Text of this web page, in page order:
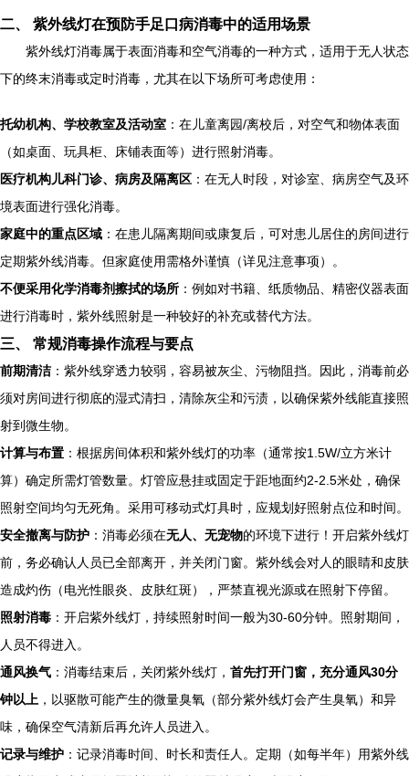
二、 紫外线灯在预防手足口病消毒中的适用场景
紫外线灯消毒属于表面消毒和空气消毒的一种方式，适用于无人状态
下的终末消毒或定时消毒，尤其在以下场所可考虑使用：
托幼机构、学校教室及活动室 ：在儿童离园/离校后，对空气和物体表面
（如桌面、玩具柜、床铺表面等）进行照射消毒。
医疗机构儿科门诊、病房及隔离区 ：在无人时段，对诊室、病房空气及环
境表面进行强化消毒。
家庭中的重点区域 ：在患儿隔离期间或康复后，可对患儿居住的房间进行
定期紫外线消毒。但家庭使用需格外谨慎（详见注意事项）。
不便采用化学消毒剂擦拭的场所 ：例如对书籍、纸质物品、精密仪器表面
进行消毒时，紫外线照射是一种较好的补充或替代方法。
三、 常规消毒操作流程与要点
前期清洁 ：紫外线穿透力较弱，容易被灰尘、污物阻挡。因此，消毒前必
须对房间进行彻底的湿式清扫，清除灰尘和污渍，以确保紫外线能直接照
射到微生物。
计算与布置 ：根据房间体积和紫外线灯的功率（通常按1.5W/立方米计
算）确定所需灯管数量。灯管应悬挂或固定于距地面约2-2.5米处，确保
照射空间均匀无死角。采用可移动式灯具时，应规划好照射点位和时间。
安全撤离与防护 ：消毒必须在无人、无宠物的环境下进行！开启紫外线灯
前，务必确认人员已全部离开，并关闭门窗。紫外线会对人的眼睛和皮肤
造成灼伤（电光性眼炎、皮肤红斑），严禁直视光源或在照射下停留。
照射消毒 ：开启紫外线灯，持续照射时间一般为30-60分钟。照射期间，
人员不得进入。
通风换气 ：消毒结束后，关闭紫外线灯， 首先打开门窗，充分通风30分
钟以上 ，以驱散可能产生的微量臭氧（部分紫外线灯会产生臭氧）和异
味，确保空气清新后再允许人员进入。
记录与维护 ：记录消毒时间、时长和责任人。定期（如每半年）用紫外线